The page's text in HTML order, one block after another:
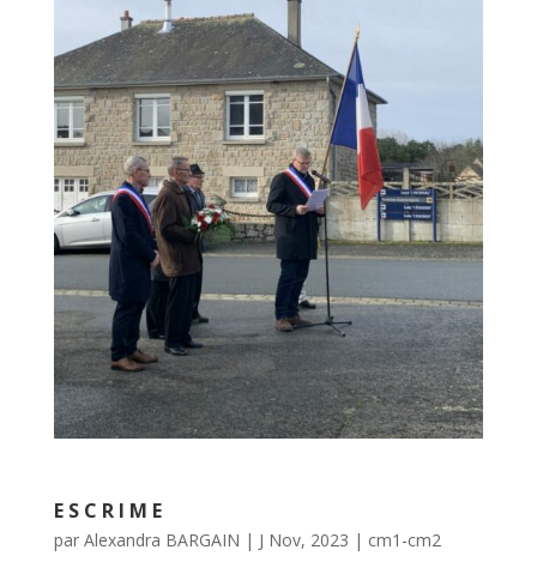
ESCRIME
par Alexandra BARGAIN | J Nov, 2023 | cm1-cm2